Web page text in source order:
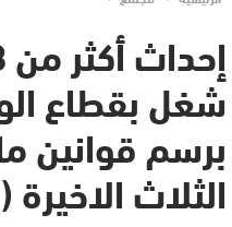
شغل بقطاع
برسم قوانين
الثلاث